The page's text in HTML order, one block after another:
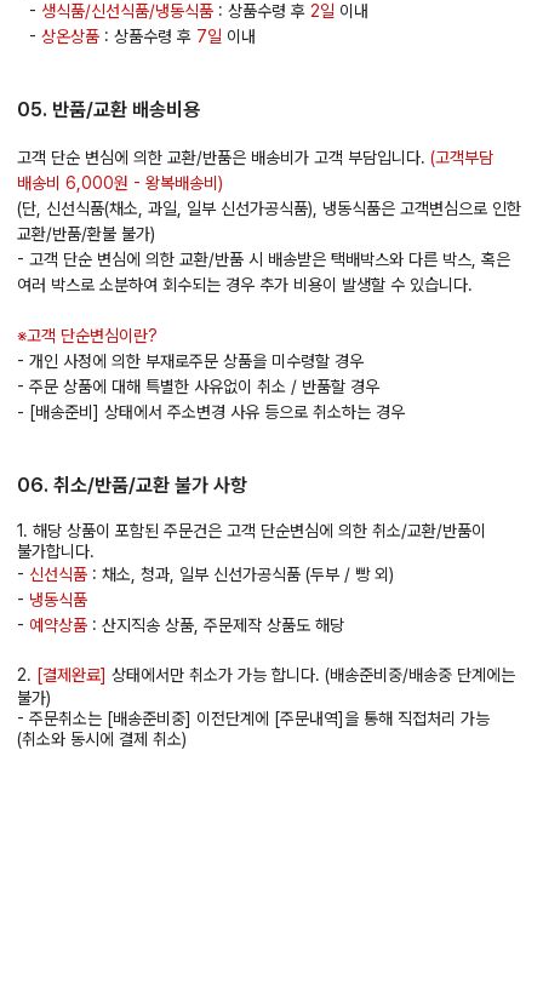
- 생식품/신선식품/냉동식품 : 상품수령 후 2일 이내
- 상온상품 : 상품수령 후 7일 이내
05. 반품/교환 배송비용
고객 단순 변심에 의한 교환/반품은 배송비가 고객 부담입니다. (고객부담
배송비 6,000원 - 왕복배송비)
(단, 신선식품(채소, 과일, 일부 신선가공식품), 냉동식품은 고객변심으로 인한
교환/반품/환불 불가)
- 고객 단순 변심에 의한 교환/반품 시 배송받은 택배박스와 다른 박스, 혹은
여러 박스로 소분하여 회수되는 경우 추가 비용이 발생할 수 있습니다.
※고객 단순변심이란?
- 개인 사정에 의한 부재로주문 상품을 미수령할 경우
- 주문 상품에 대해 특별한 사유없이 취소 / 반품할 경우
- [배송준비] 상태에서 주소변경 사유 등으로 취소하는 경우
06. 취소/반품/교환 불가 사항
1. 해당 상품이 포함된 주문건은 고객 단순변심에 의한 취소/교환/반품이
불가합니다.
- 신선식품 : 채소, 청과, 일부 신선가공식품 (두부 / 빵 외)
- 냉동식품
- 예약상품 : 산지직송 상품, 주문제작 상품도 해당
2. [결제완료] 상태에서만 취소가 가능 합니다. (배송준비중/배송중 단계에는
불가)
- 주문취소는 [배송준비중] 이전단계에 [주문내역]을 통해 직접처리 가능
(취소와 동시에 결제 취소)